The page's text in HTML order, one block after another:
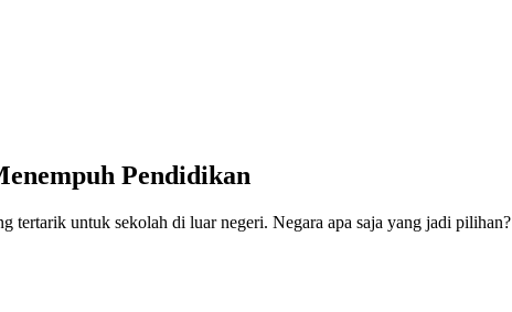
Pendidikan
tertarik untuk sekolah di luar negeri. Negara apa saja yang jadi pilihan?